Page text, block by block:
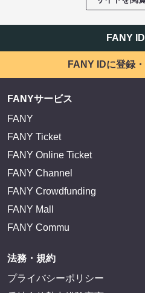
FANY
FANY IDに登録
FANYサービス
FANY
FANY Ticket
FANY Online Ticket
FANY Channel
FANY Crowdfunding
FANY Mall
FANY Commu
法務・規約
プライバシーポリシー